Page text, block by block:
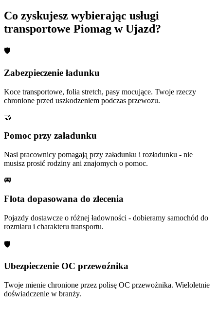
Co zyskujesz wybierając usługi
transportowe Piomag w Ujazd?
🛡
Zabezpieczenie ładunku
Koce transportowe, folia stretch, pasy mocujące. Twoje rzeczy
chronione przed uszkodzeniem podczas przewozu.
🤝
Pomoc przy załadunku
Nasi pracownicy pomagają przy załadunku i rozładunku - nie
musisz prosić rodziny ani znajomych o pomoc.
🚐
Flota dopasowana do zlecenia
Pojazdy dostawcze o różnej ładowności - dobieramy samochód do
rozmiaru i charakteru transportu.
🛡
Ubezpieczenie OC przewoźnika
Twoje mienie chronione przez polisę OC przewoźnika. Wieloletnie
doświadczenie w branży.